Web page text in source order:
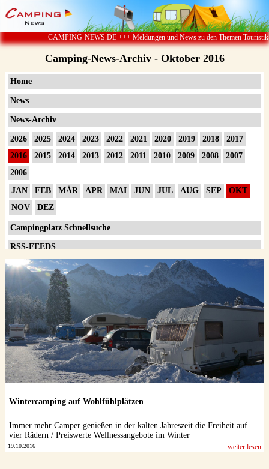
CAMPING-NEWS.DE +++ Meldungen und News zu den Themen Touristik ï¿½
Camping-News-Archiv - Oktober 2016
Home
News
News-Archiv
2026 2025 2024 2023 2022 2021 2020 2019 2018
2017
2016
2015 2014 2013 2012 2011 2010 2009 2008
2007
2006
JAN
FEB MÄR APR MAI JUN JUL AUG SEP
OKT
NOV
DEZ
Campingplatz Schnellsuche
RSS-FEEDS
Impressum
Datenschutzerklärung
Wintercamping auf Wohlfühlplätzen
Immer mehr Camper genießen in der kalten Jahreszeit die Freiheit auf
vier Rädern / Preiswerte Wellnessangebote im Winter
19.10.2016 weiter lesen